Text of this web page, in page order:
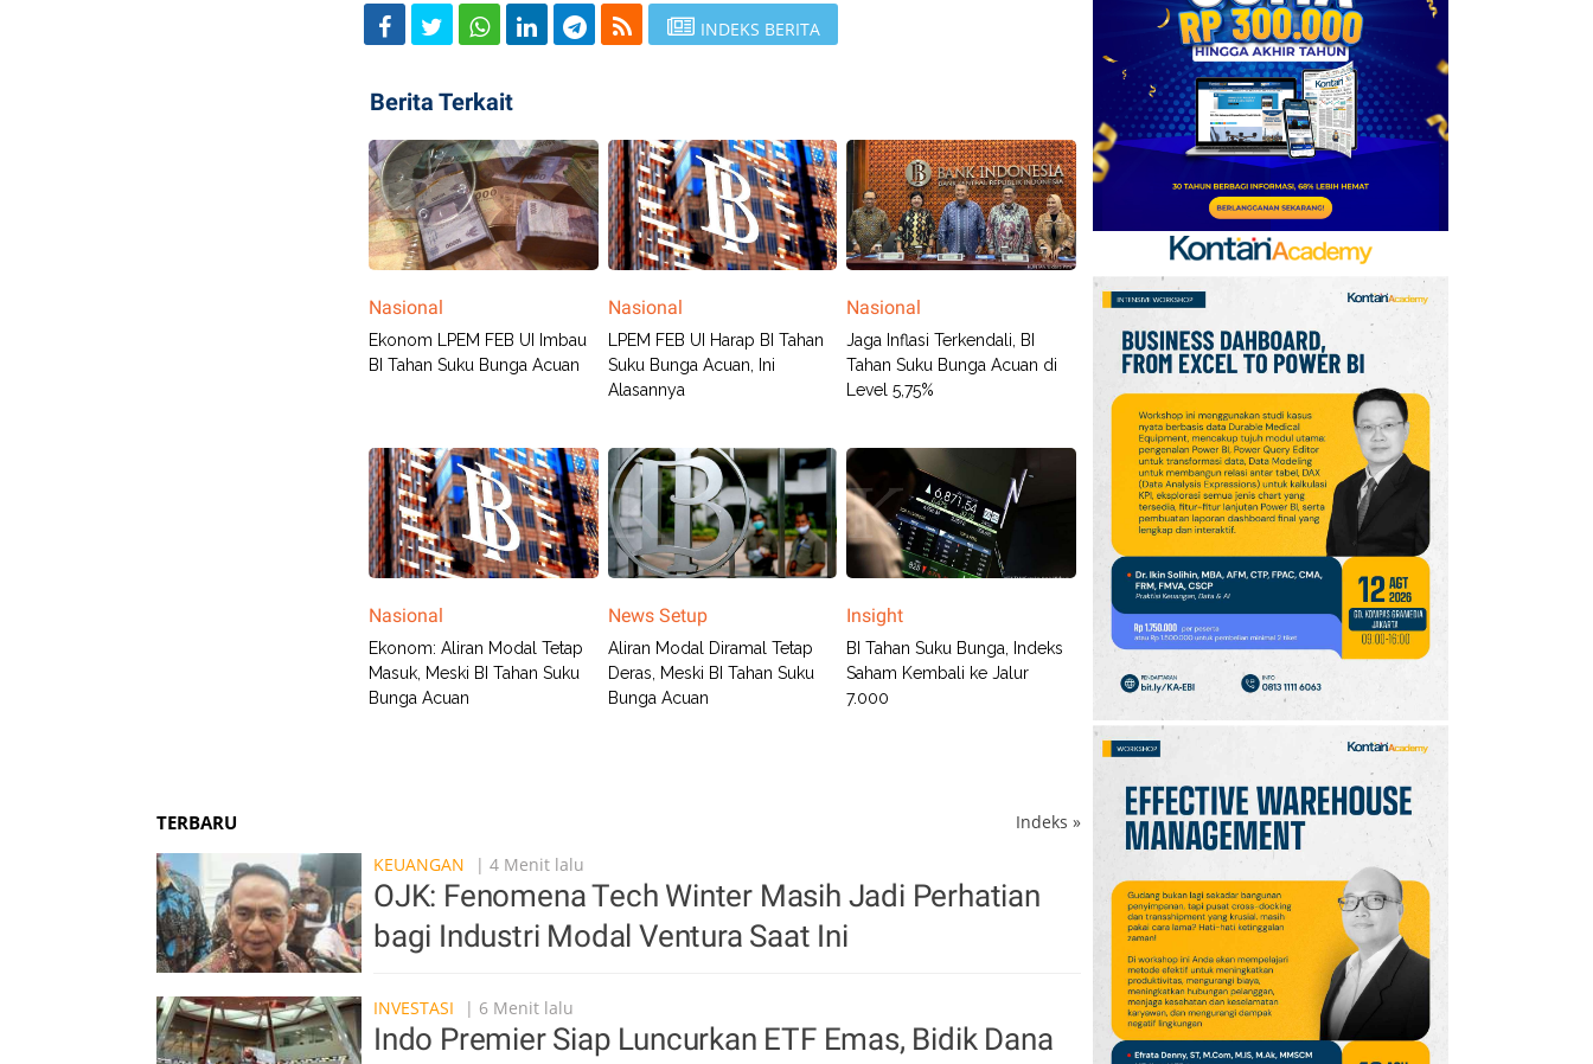
INDEKS BERITA
Berita Terkait
Nasional
Ekonom LPEM FEB UI Imbau
BI Tahan Suku Bunga Acuan
Nasional
LPEM FEB UI Harap BI Tahan
Suku Bunga Acuan, Ini
Alasannya
Nasional
Jaga Inflasi Terkendali, BI
Tahan Suku Bunga Acuan di
Level 5,75%
Nasional
Ekonom: Aliran Modal Tetap
Masuk, Meski BI Tahan Suku
Bunga Acuan
News Setup
Aliran Modal Diramal Tetap
Deras, Meski BI Tahan Suku
Bunga Acuan
Insight
BI Tahan Suku Bunga, Indeks
Saham Kembali ke Jalur
7.000
TERBARU Indeks »
KEUANGAN
| 4 Menit lalu
OJK: Fenomena Tech Winter Masih Jadi Perhatian
bagi Industri Modal Ventura Saat Ini
INVESTASI | 6 Menit lalu
Indo Premier Siap Luncurkan ETF Emas, Bidik Dana